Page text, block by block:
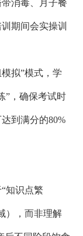
消毒、月子餐
期间会实操训
拟”模式，学
”，确保考试时
到满分的80%
知识点繁
），而非理解